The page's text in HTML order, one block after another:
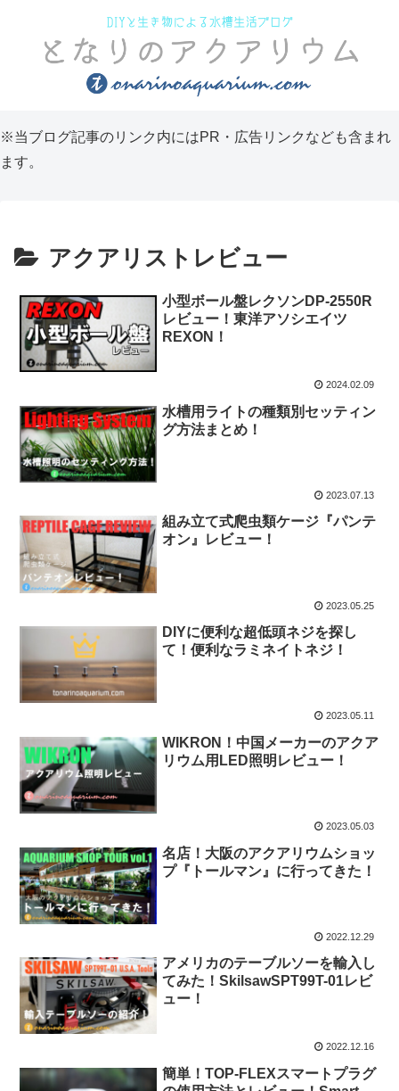
※当ブログ記事のリンク内にはPR・広告リンクなども含まれ
ます。
アクアリストレビュー
小型ボール盤レクソンDP-2550R
レビュー！東洋アソシエイツ
REXON！
2024.02.09
水槽用ライトの種類別セッティン
グ方法まとめ！
2023.07.13
組み立て式爬虫類ケージ『パンテ
オン』レビュー！
2023.05.25
DIYに便利な超低頭ネジを探し
て！便利なラミネイトネジ！
2023.05.11
WIKRON！中国メーカーのアクア
リウム用LED照明レビュー！
2023.05.03
名店！大阪のアクアリウムショッ
プ『トールマン』に行ってきた！
2022.12.29
アメリカのテーブルソーを輸入し
てみた！SkilsawSPT99T-01レビ
ュー！
2022.12.16
簡単！TOP-FLEXスマートプラグ